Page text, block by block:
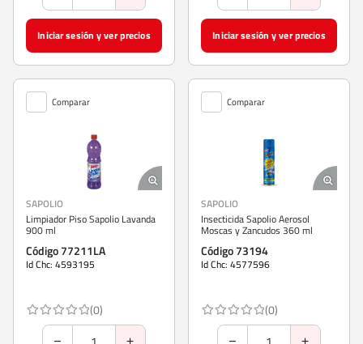
Iniciar sesión y ver precios Iniciar sesión y ver precios
Comparar
SAPOLIO
Limpiador Piso Sapolio Lavanda
900 ml
Código 77211LA
Id Chc: 4593195
(0)
Comparar
SAPOLIO
Insecticida Sapolio Aerosol
Moscas y Zancudos 360 ml
Código 73194
Id Chc: 4577596
(0)